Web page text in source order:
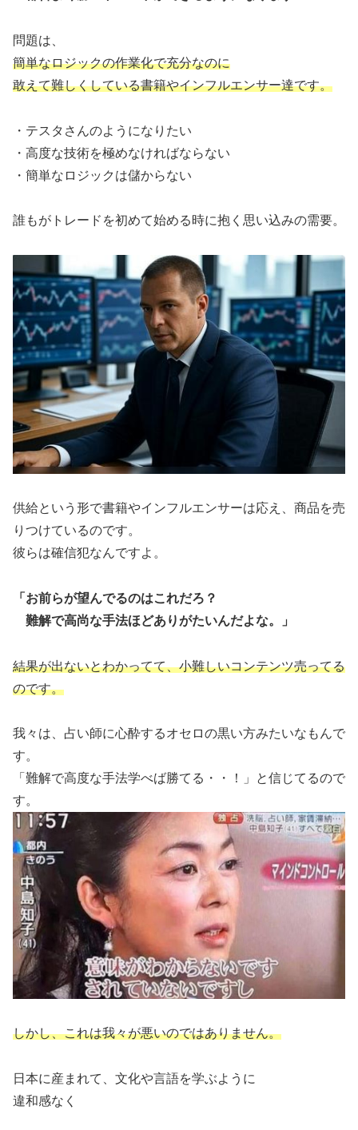
問題は、
簡単なロジックの作業化で充分なのに
敢えて難しくしている書籍やインフルエンサー達です。
・テスタさんのようになりたい
・高度な技術を極めなければならない
・簡単なロジックは儲からない
誰もがトレードを初めて始める時に抱く思い込みの需要。
供給という形で書籍やインフルエンサーは応え、商品を売
りつけているのです。
彼らは確信犯なんですよ。
「お前らが望んでるのはこれだろ？
難解で高尚な手法ほどありがたいんだよな。」
結果が出ないとわかってて、小難しいコンテンツ売ってる
のです。
我々は、占い師に心酔するオセロの黒い方みたいなもんで
す。
「難解で高度な手法学べば勝てる・・！」と信じてるので
す。
しかし、これは我々が悪いのではありません。
日本に産まれて、文化や言語を学ぶように
違和感なく